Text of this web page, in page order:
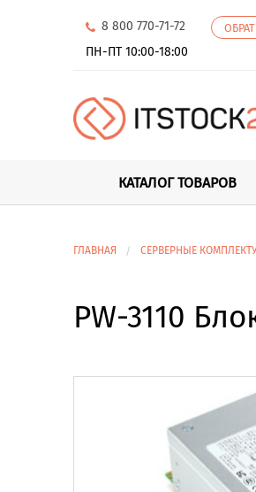
8 800 770-71-72
ПН-ПТ 10:00-18:00
КАТАЛОГ ТОВАРОВ
ГЛАВНАЯ СЕРВЕРНЫЕ
PW-3110